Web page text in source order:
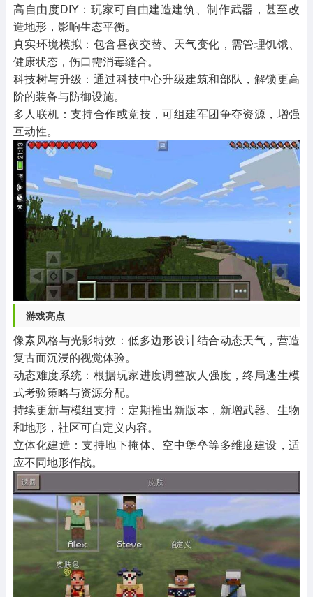
高自由度DIY：玩家可自由建造建筑、制作武器，甚至改
造地形，影响生态平衡。
真实环境模拟：包含昼夜交替、天气变化，需管理饥饿、
健康状态，伤口需消毒缝合。
科技树与升级：通过科技中心升级建筑和部队，解锁更高
阶的装备与防御设施。
多人联机：支持合作或竞技，可组建军团争夺资源，增强
互动性。
游戏亮点
像素风格与光影特效：低多边形设计结合动态天气，营造
复古而沉浸的视觉体验。
动态难度系统：根据玩家进度调整敌人强度，终局逃生模
式考验策略与资源分配。
持续更新与模组支持：定期推出新版本，新增武器、生物
和地形，社区可自定义内容。
立体化建造：支持地下掩体、空中堡垒等多维度建设，适
应不同地形作战。